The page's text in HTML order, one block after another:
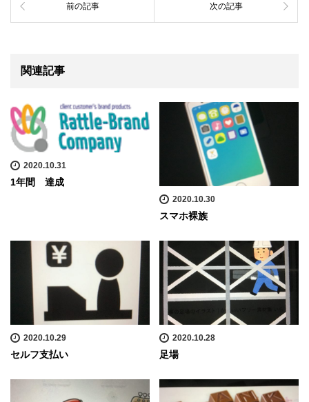
前の記事 次の記事
関連記事
2020.10.31
1年間 達成
2020.10.30
スマホ裸族
2020.10.29
セルフ支払い
2020.10.28
足場